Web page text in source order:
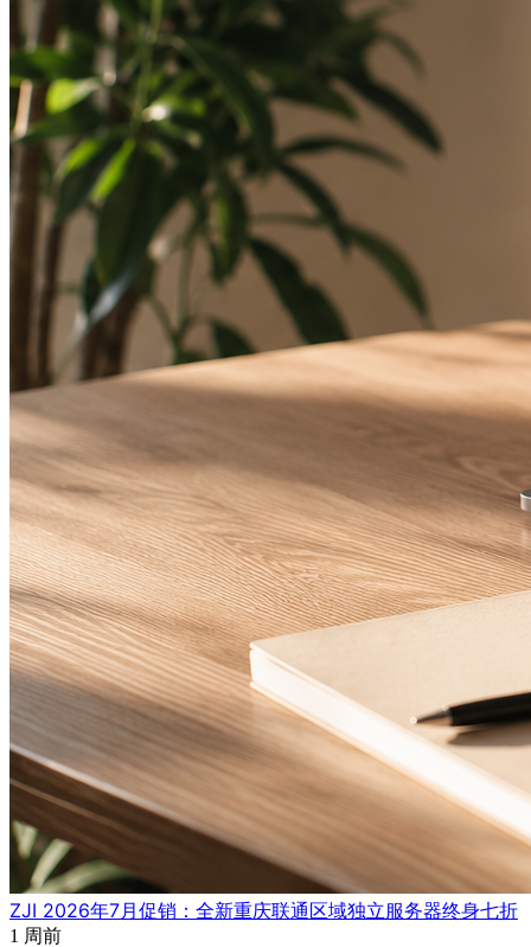
ZJI 2026年7月促销：全新重庆联通区域独立服务器终身七折
1 周前